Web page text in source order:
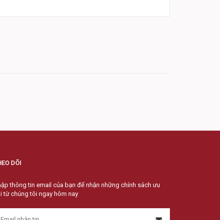
DÕI
thông tin email của bạn để nhận những chính sách ưu
từ chúng tôi ngay hôm nay